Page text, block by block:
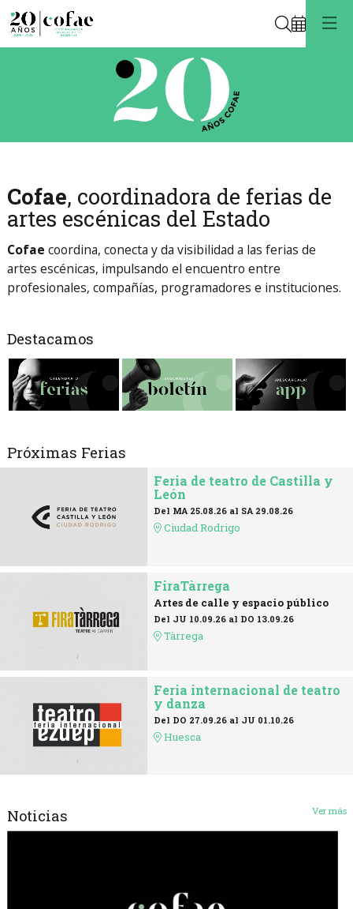
Buscar
es un carrusel automático. Usa las flechas del teclado o el botón
Cofae, coordinadora de ferias de
artes escénicas del Estado
Cofae coordina, conecta y da visibilidad a las ferias de
artes escénicas, impulsando el encuentro entre
profesionales, compañías, programadores e instituciones.
Destacamos
Próximas Ferias
Feria de teatro de Castilla y
León
Del MA 25.08.26al SA 29.08.26
Ciudad Rodrigo
FiraTàrrega
Artes de calle y espacio público
Del JU 10.09.26al DO 13.09.26
Tàrrega
Feria internacional de teatro
y danza
Del DO 27.09.26al JU 01.10.26
Huesca
Noticias Ver más